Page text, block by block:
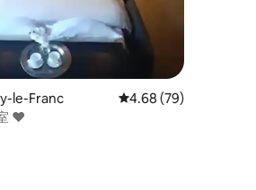
le-Franc 平均评分 4.68 分（满
4.68 (79)
❤